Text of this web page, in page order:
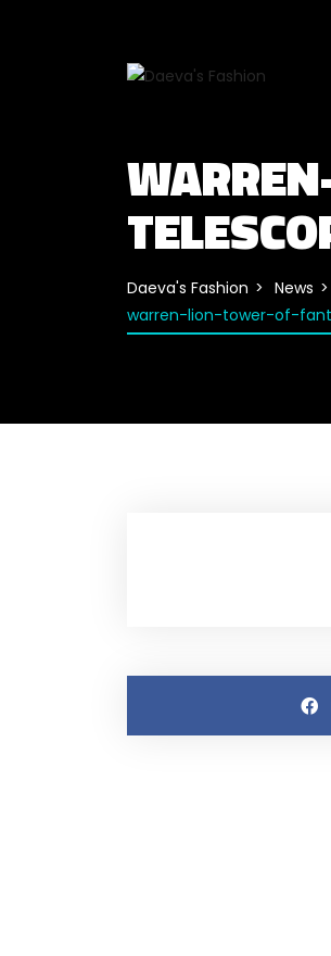
Daeva's Fashion News
warren-lion-tower-of-